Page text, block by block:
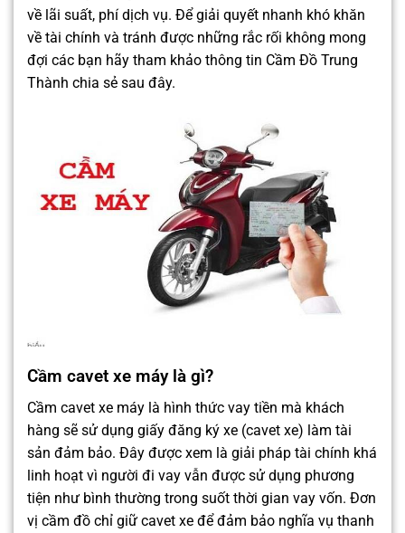
về lãi suất, phí dịch vụ. Để giải quyết nhanh khó khăn
về tài chính và tránh được những rắc rối không mong
đợi các bạn hãy tham khảo thông tin Cầm Đồ Trung
Thành chia sẻ sau đây.
Cầm cavet xe máy là gì?
Cầm cavet xe máy là hình thức vay tiền mà khách
hàng sẽ sử dụng giấy đăng ký xe (cavet xe) làm tài
sản đảm bảo. Đây được xem là giải pháp tài chính khá
linh hoạt vì người đi vay vẫn được sử dụng phương
tiện như bình thường trong suốt thời gian vay vốn. Đơn
vị cầm đồ chỉ giữ cavet xe để đảm bảo nghĩa vụ thanh